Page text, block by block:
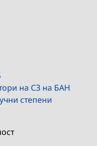
на СЗ на БАН
степени